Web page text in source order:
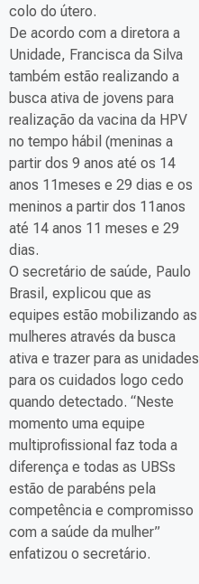
colo do útero.
De acordo com a diretora a
Unidade, Francisca da Silva
também estão realizando a
busca ativa de jovens para
realização da vacina da HPV
no tempo hábil (meninas a
partir dos 9 anos até os 14
anos 11meses e 29 dias e os
meninos a partir dos 11anos
até 14 anos 11 meses e 29
dias.
O secretário de saúde, Paulo
Brasil, explicou que as
equipes estão mobilizando as
mulheres através da busca
ativa e trazer para as unidades
para os cuidados logo cedo
quando detectado. “Neste
momento uma equipe
multiprofissional faz toda a
diferença e todas as UBSs
estão de parabéns pela
competência e compromisso
com a saúde da mulher”
enfatizou o secretário.